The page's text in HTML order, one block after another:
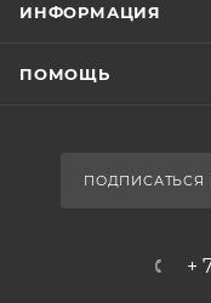
ИНФОРМАЦИЯ
ПОМОЩЬ
ПОДПИСАТЬСЯ
+